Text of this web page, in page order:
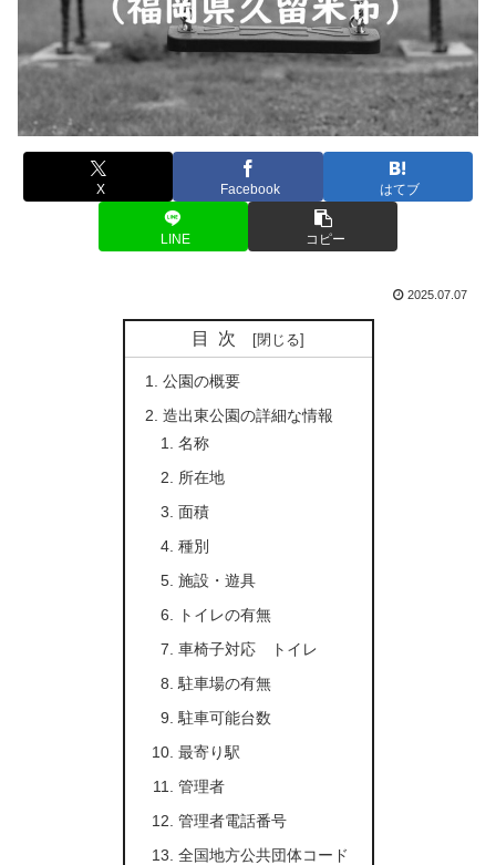
X Facebook はてブ
LINE コピー
2025.07.07
目次
公園の概要
造出東公園の詳細な情報
名称
所在地
面積
種別
施設・遊具
トイレの有無
車椅子対応 トイレ
駐車場の有無
駐車可能台数
最寄り駅
管理者
管理者電話番号
全国地方公共団体コード